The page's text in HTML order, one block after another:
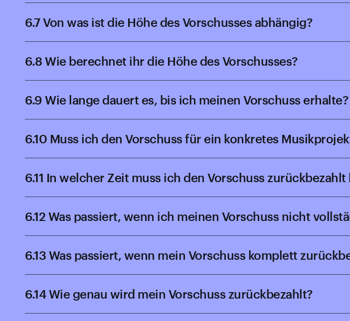
6.7 Von was ist die Höhe des Vorschusses abhängig?
6.8 Wie berechnet ihr die Höhe des Vorschusses?
6.9 Wie lange dauert es, bis ich meinen Vorschuss erhalte?
6.10 Muss ich den Vorschuss für ein konkretes
6.11 In welcher Zeit muss ich den Vorschuss zurückbezahlt
6.12 Was passiert, wenn ich meinen Vorschuss nicht
6.13 Was passiert, wenn mein Vorschuss komplett
6.14 Wie genau wird mein Vorschuss zurückbezahlt?